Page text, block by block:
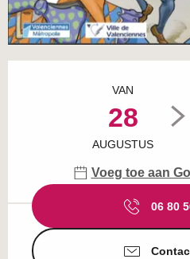
VAN
28
AUGUSTUS
Voeg toe aan
06 80